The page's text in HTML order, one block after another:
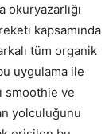
okuryazarlığı
kapsamında
tüm organik
uygulama ile
smoothie ve
yolculuğunu